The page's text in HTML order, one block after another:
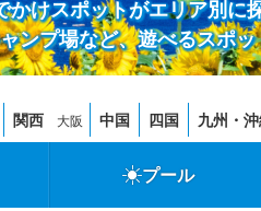
けスポットがエリア別に
ンプ場など、遊べるスポ
関西 大阪 中国 四国 九州・
プール